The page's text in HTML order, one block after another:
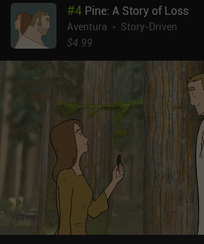
#4 Pine: A Story of Loss
Aventura
Story-Driven
$4.99